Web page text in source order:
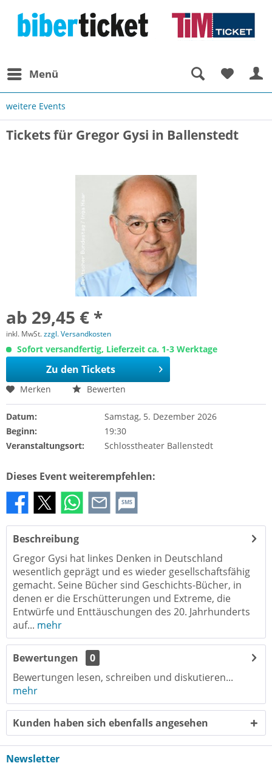
Menü
weitere Events
Tickets für Gregor Gysi in Ballenstedt
ab 29,45 € *
inkl. MwSt.zzgl. Versandkosten
Sofort versandfertig, Lieferzeit ca. 1-3 Werktage
Zu den Tickets
Merken Bewerten
Datum:
Samstag, 5. Dezember 2026
Beginn:
19:30
Veranstaltungsort:
Schlosstheater Ballenstedt
Dieses Event weiterempfehlen:
SMS
Beschreibung
Gregor Gysi hat linkes Denken in Deutschland
wesentlich geprägt und es wieder gesellschaftsfähig
gemacht. Seine Bücher sind Geschichts-Bücher, in
denen er die Erschütterungen und Extreme, die
Entwürfe und Enttäuschungen des 20. Jahrhunderts
auf... mehr
Bewertungen
0
Bewertungen lesen, schreiben und diskutieren...
mehr
Kunden haben sich ebenfalls angesehen
Newsletter